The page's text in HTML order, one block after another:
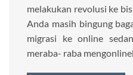
melakukan revolusi ke
Anda masih bingung
migrasi ke online
meraba- raba